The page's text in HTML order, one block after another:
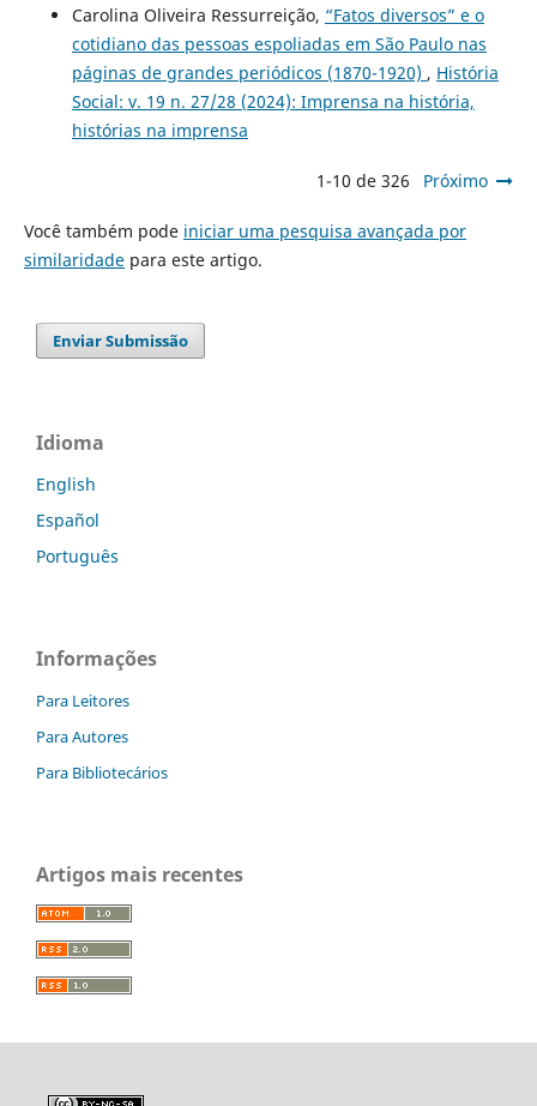
Carolina Oliveira Ressurreição, “Fatos diversos” e o
cotidiano das pessoas espoliadas em São Paulo nas
páginas de grandes periódicos (1870-1920) , História
Social: v. 19 n. 27/28 (2024): Imprensa na história,
histórias na imprensa
1-10 de 326 Próximo
Você também pode iniciar uma pesquisa avançada por
similaridadepara este artigo.
Enviar Submissão
Idioma
English
Español
Português
Informações
Para Leitores
Para Autores
Para Bibliotecários
Artigos mais recentes